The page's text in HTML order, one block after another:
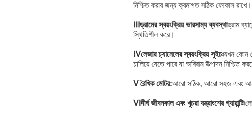
নিশ্চিত করার জন্য ক্রমাগত সঠিক ফোকাস রাখে।
Ⅲড্রামের স্বয়ংক্রিয় ভারসাম্য ব্যবস্থাড্রাম
স্থিতিশীল করে।
Ⅳলেজার চ্যানেলের স্বয়ংক্রিয় সুইচঃযখন কোন
চালিয়ে যেতে পারে যা অবিরাম উত্পাদন নিশ্চিত
Ⅴ রৈখিক মোটর:আরো সঠিক, আরো সহজ এবং
Ⅵদীর্ঘ জীবনকাল এবং খুচরা যন্ত্রাংশের গ্যারান্টিঃ